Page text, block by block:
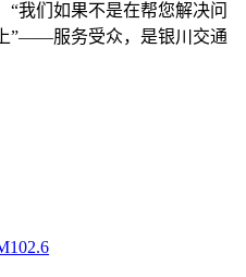
“我们如果不是在帮您解决问
”——服务受众，是银川交通